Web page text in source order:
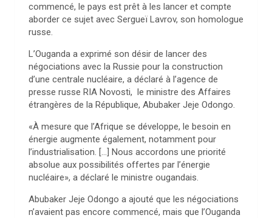
commencé, le pays est prêt à les lancer et compte
aborder ce sujet avec Sergueï Lavrov, son homologue
russe.
L’Ouganda a exprimé son désir de lancer des
négociations avec la Russie pour la construction
d’une centrale nucléaire, a déclaré à l’agence de
presse russe RIA Novosti, le ministre des Affaires
étrangères de la République, Abubaker Jeje Odongo.
«À mesure que l’Afrique se développe, le besoin en
énergie augmente également, notamment pour
l’industrialisation. […] Nous accordons une priorité
absolue aux possibilités offertes par l’énergie
nucléaire», a déclaré le ministre ougandais.
Abubaker Jeje Odongo a ajouté que les négociations
n’avaient pas encore commencé, mais que l’Ouganda